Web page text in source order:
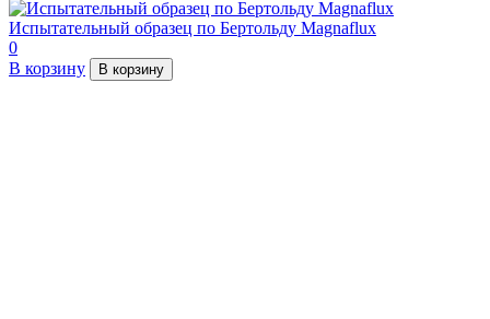
Испытательный образец по Бертольду Magnaflux
0
В корзину
В корзину